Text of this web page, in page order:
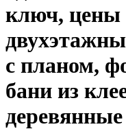
ключ, цены
с планом,
бани из